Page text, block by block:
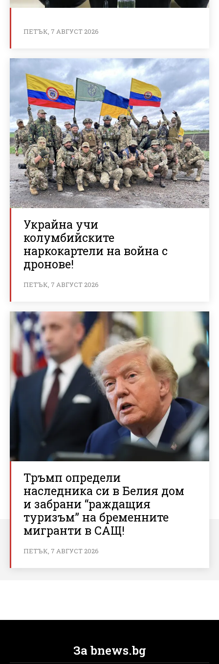
ПЕТЪК, 7 АВГУСТ 2026
Украйна учи
колумбийските
наркокартели на война с
дронове!
ПЕТЪК, 7 АВГУСТ 2026
Тръмп определи
наследника си в Белия дом
и забрани “раждащия
туризъм” на бременните
мигранти в САЩ!
ПЕТЪК, 7 АВГУСТ 2026
За bnews.bg